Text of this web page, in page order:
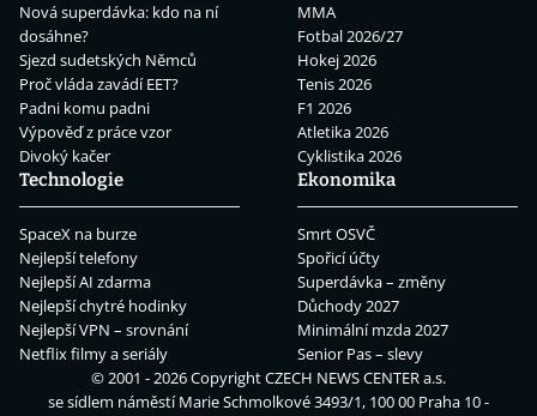
Nová superdávka: kdo na ní
dosáhne?
Sjezd sudetských Němců
Proč vláda zavádí EET?
Padni komu padni
Výpověď z práce vzor
Divoký kačer
MMA
Fotbal 2026/27
Hokej 2026
Tenis 2026
F1 2026
Atletika 2026
Cyklistika 2026
Technologie
SpaceX na burze
Nejlepší telefony
Nejlepší AI zdarma
Nejlepší chytré hodinky
Nejlepší VPN – srovnání
Netflix filmy a seriály
Ekonomika
Smrt OSVČ
Spořicí účty
Superdávka – změny
Důchody 2027
Minimální mzda 2027
Senior Pas – slevy
© 2001 - 2026 CopyrightCZECH NEWS CENTER a.s.
se sídlem náměstí Marie Schmolkové 3493/1, 100 00 Praha 10 -